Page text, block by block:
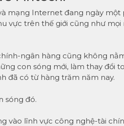
mạng Internet đang ngày một
vực trên thế giới cũng như mọi
ngân hàng cũng không
con sóng mới, làm thay đổi
đã có từ hàng trăm năm nay.
sóng đó.
vào lĩnh vực công nghệ-tài